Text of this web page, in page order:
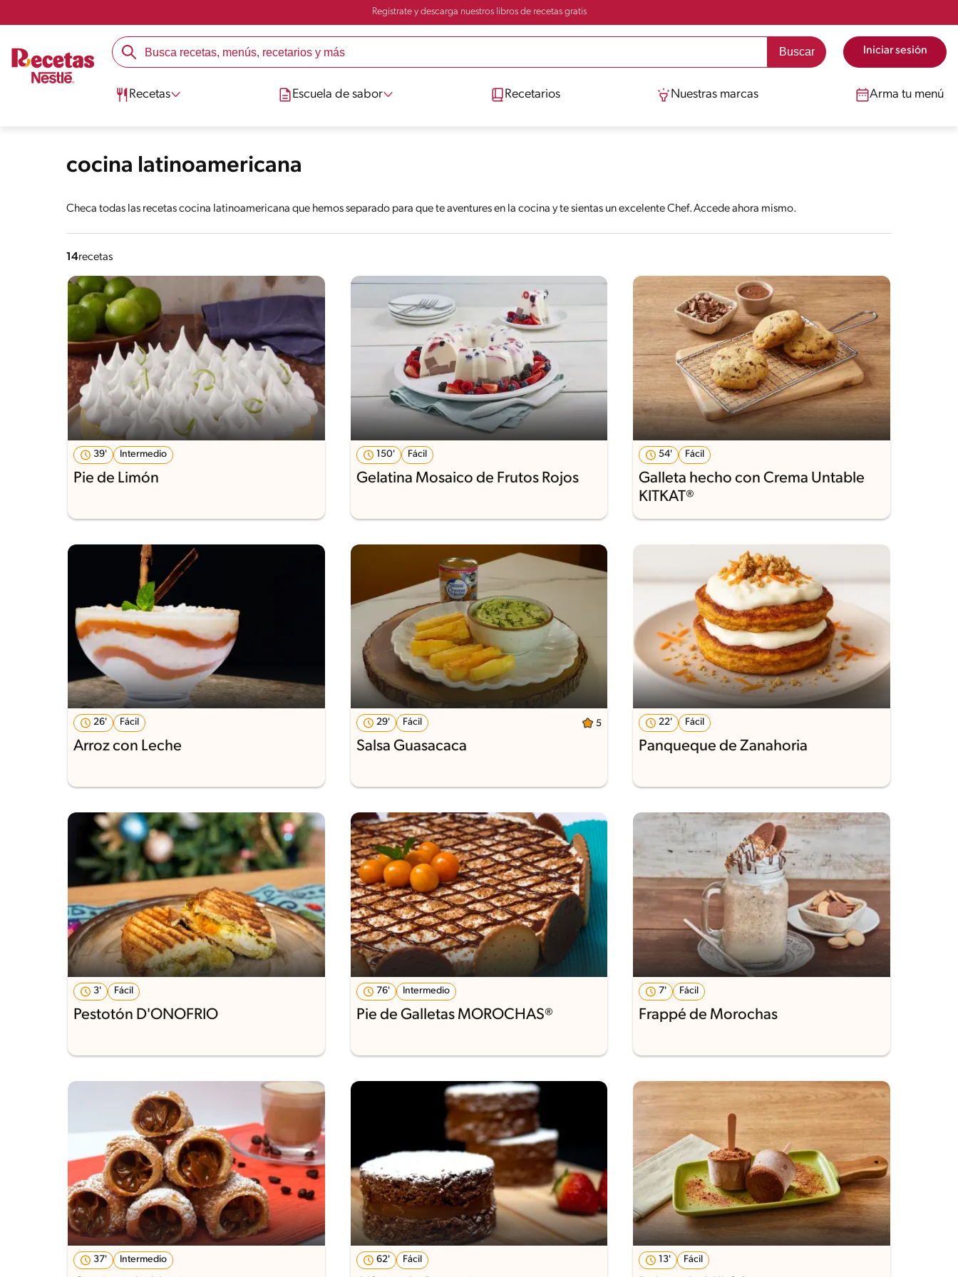
Registrate y descarga nuestros libros de recetas gratis
Iniciar sesión
Recetas Escuela de sabor Recetarios Nuestras marcas Arma tu menú
cocina latinoamericana
Checa todas las recetas cocina latinoamericana que hemos separado para que te aventures en la cocina y te sientas un excelente Chef. Accede ahora mismo.
14recetas
39' Intermedio
Pie de Limón
150' Fácil
Gelatina Mosaico de Frutos Rojos
54' Fácil
Galleta hecho con Crema Untable
KITKAT®
26' Fácil
Arroz con Leche
29' Fácil 5
Salsa Guasacaca
22' Fácil
Panqueque de Zanahoria
3' Fácil
Pestotón D'ONOFRIO
76' Intermedio
Pie de Galletas MOROCHAS®
7' Fácil
Frappé de Morochas
37' Intermedio 62' Fácil 13' Fácil